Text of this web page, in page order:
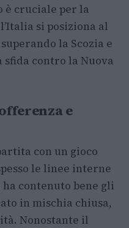
è cruciale per la
si posiziona al
la Scozia e
contro la Nuova
e
con un gioco
le linee interne
contenuto bene gli
in mischia chiusa,
Nonostante il